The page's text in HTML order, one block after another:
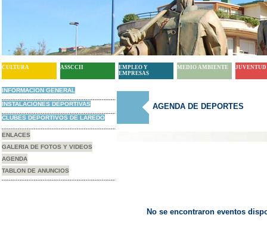
CULTURA ASSCCII
EMPLEO Y
EMPRESAS
MEDIO AMBIENTE JUVENTUD
INFORMACION GENERAL
INSTALACIONES DEPORTIVAS
CLUBES DEPORTIVOS DE LAREDO
ENLACES
GALERIA DE FOTOS Y VIDEOS
AGENDA
TABLON DE ANUNCIOS
AGENDA DE DEPORTES
No se encontraron eventos